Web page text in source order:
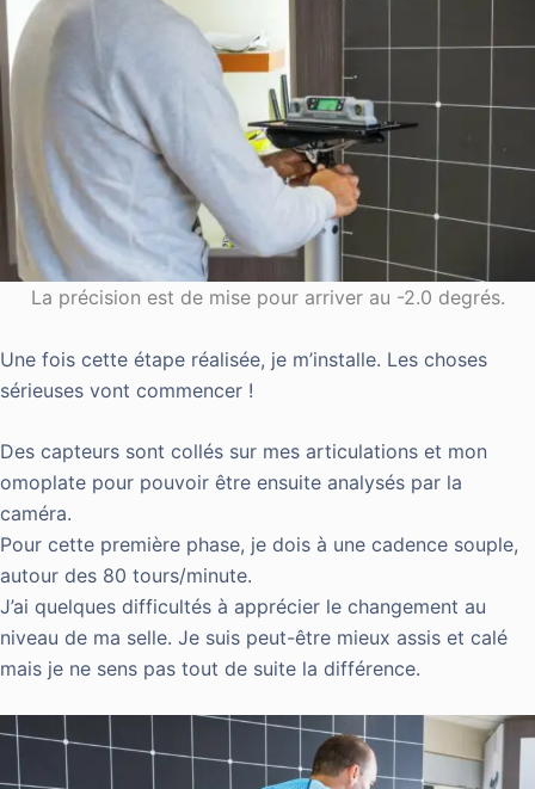
La précision est de mise pour arriver au -2.0 degrés.
Une fois cette étape réalisée, je m’installe. Les choses
sérieuses vont commencer !
Des capteurs sont collés sur mes articulations et mon
omoplate pour pouvoir être ensuite analysés par la
caméra.
Pour cette première phase, je dois à une cadence souple,
autour des 80 tours/minute.
J’ai quelques difficultés à apprécier le changement au
niveau de ma selle. Je suis peut-être mieux assis et calé
mais je ne sens pas tout de suite la différence.